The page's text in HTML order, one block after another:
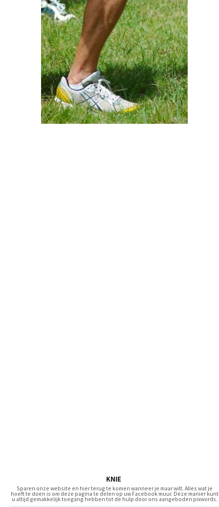
KNIE
Sparen onze website en hier terug te komen wanneer je maar wilt. Alles wat je
hoeft te doen is om deze pagina te delen op uw Facebook muur. Deze manier kunt
u altijd gemakkelijk toegang hebben tot de hulp door ons aangeboden pixwords.